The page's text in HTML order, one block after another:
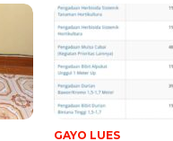
GAYO LUES